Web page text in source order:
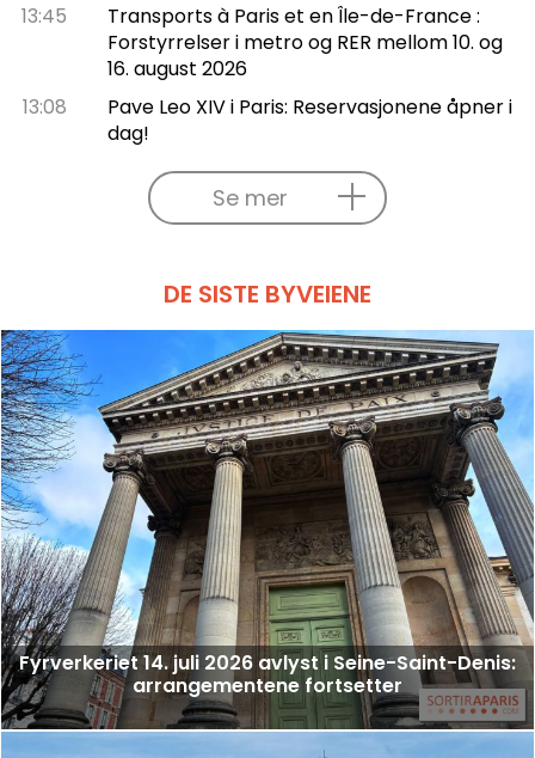
13:45
Transports à Paris et en Île-de-France :
Forstyrrelser i metro og RER mellom 10. og
16. august 2026
13:08
Pave Leo XIV i Paris: Reservasjonene åpner i
dag!
Se mer
DE SISTE BYVEIENE
Fyrverkeriet 14. juli 2026 avlyst i Seine-Saint-Denis:
arrangementene fortsetter